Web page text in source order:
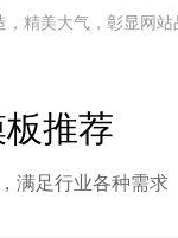
精美大气，彰显网站
推荐
满足行业各种需求